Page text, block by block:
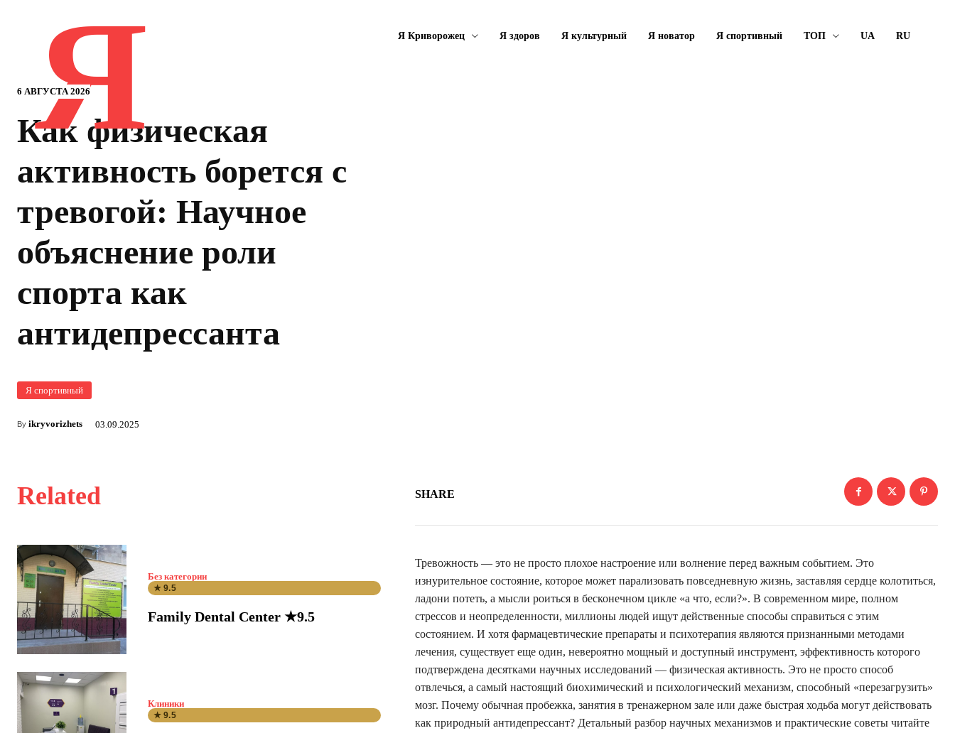
6 АВГУСТА 2026
Я Я Криворожец Я здоров Я культурный Я новатор Я спортивный ТОП UA RU
Как физическая
активность борется с
тревогой: Научное
объяснение роли
спорта как
антидепрессанта
Я спортивный
By ikryvorizhets 03.09.2025
Related
Без категории
★ 9.5
Family Dental Center ★9.5
Клиники
★ 9.5
SHARE
Тревожность — это не просто плохое настроение или волнение перед важным событием. Это
изнурительное состояние, которое может парализовать повседневную жизнь, заставляя сердце колотиться,
ладони потеть, а мысли роиться в бесконечном цикле «а что, если?». В современном мире, полном
стрессов и неопределенности, миллионы людей ищут действенные способы справиться с этим
состоянием. И хотя фармацевтические препараты и психотерапия являются признанными методами
лечения, существует еще один, невероятно мощный и доступный инструмент, эффективность которого
подтверждена десятками научных исследований — физическая активность. Это не просто способ
отвлечься, а самый настоящий биохимический и психологический механизм, способный «перезагрузить»
мозг. Почему обычная пробежка, занятия в тренажерном зале или даже быстрая ходьба могут действовать
как природный антидепрессант? Детальный разбор научных механизмов и практические советы читайте